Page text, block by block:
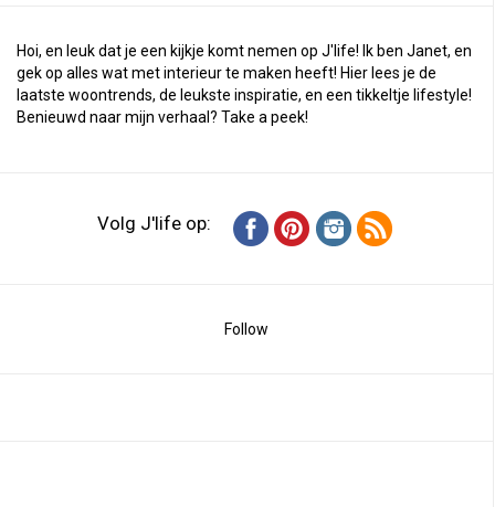
Hoi, en leuk dat je een kijkje komt nemen op J'life! Ik ben Janet, en
gek op alles wat met interieur te maken heeft! Hier lees je de
laatste woontrends, de leukste inspiratie, en een tikkeltje lifestyle!
Benieuwd naar mijn verhaal? Take a peek!
Volg J'life op:
Follow